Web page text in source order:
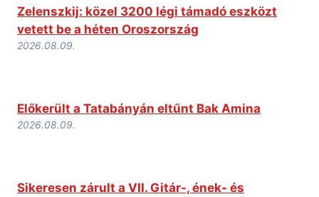
Zelenszkij: közel 3200 légi támadó eszközt
vetett be a héten Oroszország
2026.08.09.
Előkerült a Tatabányán eltűnt Bak Amina
2026.08.09.
Sikeresen zárult a VII. Gitár-, ének- és